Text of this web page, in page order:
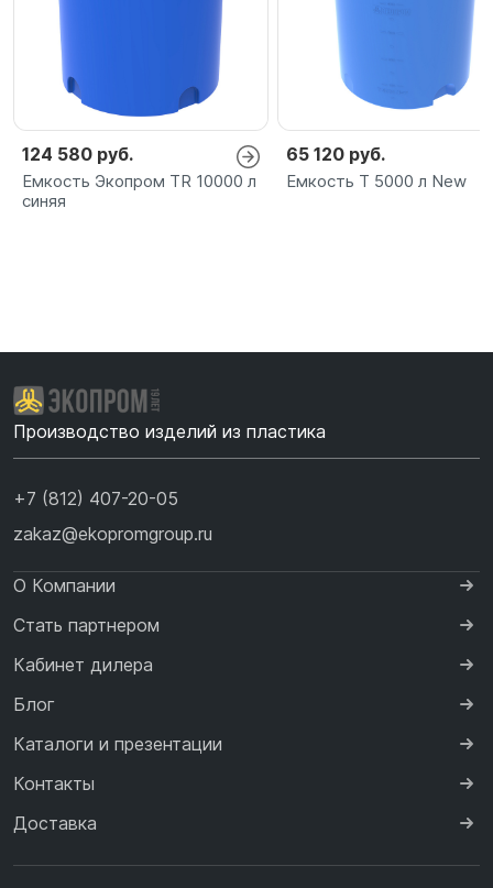
124 580 руб.
Емкость Экопром TR 10000 л
синяя
65 120 руб.
Емкость T 5000 л New
Производство изделий из пластика
+7 (812) 407-20-05
zakaz@ekopromgroup.ru
О Компании
Стать партнером
Кабинет дилера
Блог
Каталоги и презентации
Контакты
Доставка